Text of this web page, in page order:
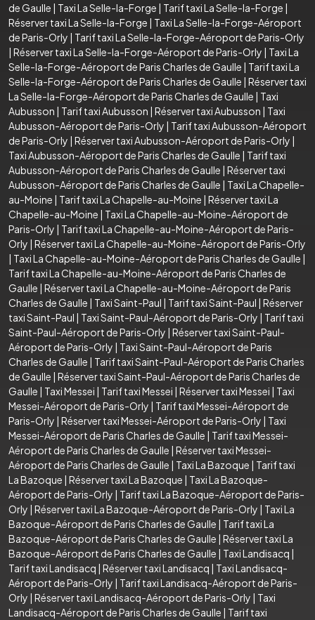
de Gaulle | Taxi La Selle-la-Forge | Tarif taxi La Selle-la-Forge |
Réserver taxi La Selle-la-Forge | Taxi La Selle-la-Forge-Aéroport
de Paris-Orly | Tarif taxi La Selle-la-Forge-Aéroport de Paris-Orly
| Réserver taxi La Selle-la-Forge-Aéroport de Paris-Orly | Taxi La
Selle-la-Forge-Aéroport de Paris Charles de Gaulle | Tarif taxi La
Selle-la-Forge-Aéroport de Paris Charles de Gaulle | Réserver taxi
La Selle-la-Forge-Aéroport de Paris Charles de Gaulle | Taxi
Aubusson | Tarif taxi Aubusson | Réserver taxi Aubusson | Taxi
Aubusson-Aéroport de Paris-Orly | Tarif taxi Aubusson-Aéroport
de Paris-Orly | Réserver taxi Aubusson-Aéroport de Paris-Orly |
Taxi Aubusson-Aéroport de Paris Charles de Gaulle | Tarif taxi
Aubusson-Aéroport de Paris Charles de Gaulle | Réserver taxi
Aubusson-Aéroport de Paris Charles de Gaulle | Taxi La Chapelle-
au-Moine | Tarif taxi La Chapelle-au-Moine | Réserver taxi La
Chapelle-au-Moine | Taxi La Chapelle-au-Moine-Aéroport de
Paris-Orly | Tarif taxi La Chapelle-au-Moine-Aéroport de Paris-
Orly | Réserver taxi La Chapelle-au-Moine-Aéroport de Paris-Orly
| Taxi La Chapelle-au-Moine-Aéroport de Paris Charles de Gaulle |
Tarif taxi La Chapelle-au-Moine-Aéroport de Paris Charles de
Gaulle | Réserver taxi La Chapelle-au-Moine-Aéroport de Paris
Charles de Gaulle | Taxi Saint-Paul | Tarif taxi Saint-Paul | Réserver
taxi Saint-Paul | Taxi Saint-Paul-Aéroport de Paris-Orly | Tarif taxi
Saint-Paul-Aéroport de Paris-Orly | Réserver taxi Saint-Paul-
Aéroport de Paris-Orly | Taxi Saint-Paul-Aéroport de Paris
Charles de Gaulle | Tarif taxi Saint-Paul-Aéroport de Paris Charles
de Gaulle | Réserver taxi Saint-Paul-Aéroport de Paris Charles de
Gaulle | Taxi Messei | Tarif taxi Messei | Réserver taxi Messei | Taxi
Messei-Aéroport de Paris-Orly | Tarif taxi Messei-Aéroport de
Paris-Orly | Réserver taxi Messei-Aéroport de Paris-Orly | Taxi
Messei-Aéroport de Paris Charles de Gaulle | Tarif taxi Messei-
Aéroport de Paris Charles de Gaulle | Réserver taxi Messei-
Aéroport de Paris Charles de Gaulle | Taxi La Bazoque | Tarif taxi
La Bazoque | Réserver taxi La Bazoque | Taxi La Bazoque-
Aéroport de Paris-Orly | Tarif taxi La Bazoque-Aéroport de Paris-
Orly | Réserver taxi La Bazoque-Aéroport de Paris-Orly | Taxi La
Bazoque-Aéroport de Paris Charles de Gaulle | Tarif taxi La
Bazoque-Aéroport de Paris Charles de Gaulle | Réserver taxi La
Bazoque-Aéroport de Paris Charles de Gaulle | Taxi Landisacq |
Tarif taxi Landisacq | Réserver taxi Landisacq | Taxi Landisacq-
Aéroport de Paris-Orly | Tarif taxi Landisacq-Aéroport de Paris-
Orly | Réserver taxi Landisacq-Aéroport de Paris-Orly | Taxi
Landisacq-Aéroport de Paris Charles de Gaulle | Tarif taxi